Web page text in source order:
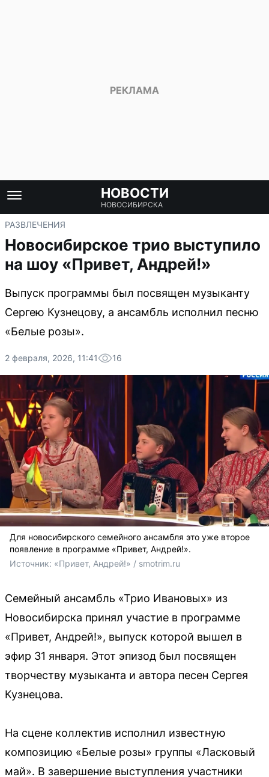
НОВОСТИ
НОВОСИБИРСКА
РАЗВЛЕЧЕНИЯ
Новосибирское трио выступило
на шоу «Привет, Андрей!»
Выпуск программы был посвящен музыканту
Сергею Кузнецову, а ансамбль исполнил песню
«Белые розы».
2 февраля, 2026, 11:41 16
Для новосибирского семейного ансамбля это уже второе
появление в программе «Привет, Андрей!».
Источник: «Привет, Андрей!» / smotrim.ru
Семейный ансамбль «Трио Ивановых» из
Новосибирска принял участие в программе
«Привет, Андрей!», выпуск которой вышел в
эфир 31 января. Этот эпизод был посвящен
творчеству музыканта и автора песен Сергея
Кузнецова.
На сцене коллектив исполнил известную
композицию «Белые розы» группы «Ласковый
май». В завершение выступления участники